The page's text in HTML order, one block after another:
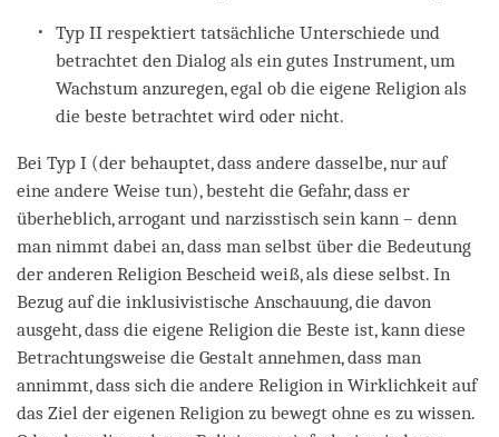
Typ II respektiert tatsächliche Unterschiede und
betrachtet den Dialog als ein gutes Instrument, um
Wachstum anzuregen, egal ob die eigene Religion als
die beste betrachtet wird oder nicht.
Bei Typ I (der behauptet, dass andere dasselbe, nur auf
eine andere Weise tun), besteht die Gefahr, dass er
überheblich, arrogant und narzisstisch sein kann – denn
man nimmt dabei an, dass man selbst über die Bedeutung
der anderen Religion Bescheid weiß, als diese selbst. In
Bezug auf die inklusivistische Anschauung, die davon
ausgeht, dass die eigene Religion die Beste ist, kann diese
Betrachtungsweise die Gestalt annehmen, dass man
annimmt, dass sich die andere Religion in Wirklichkeit auf
das Ziel der eigenen Religion zu bewegt ohne es zu wissen.